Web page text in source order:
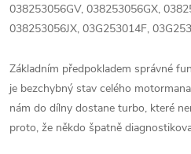
038253056GV, 038253056GX,
038253056JX, 03G253014F,
Základním předpokladem správné
je bezchybný stav celého
nám do dílny dostane turbo, které
proto, že někdo špatně